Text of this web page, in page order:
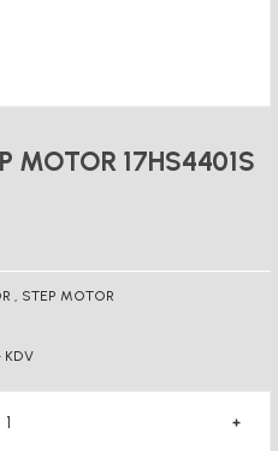
MOTOR 17HS4401S
, STEP MOTOR
KDV